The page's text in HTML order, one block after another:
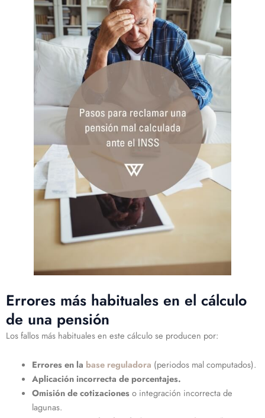
Errores más habituales en el cálculo
de una pensión
Los fallos más habituales en este cálculo se producen por:
Errores en la base reguladora (periodos mal computados).
Aplicación incorrecta de porcentajes.
Omisión de cotizacioneso integración incorrecta de
lagunas.